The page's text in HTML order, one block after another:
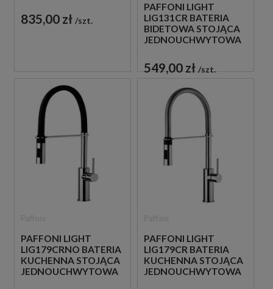
CHROM
835,00 zł szt.
PAFFONI LIGHT
LIG131CR BATERIA
BIDETOWA STOJĄCA
JEDNOUCHWYTOWA
549,00 zł szt.
PAFFONI LIGHT
LIG179CRNO BATERIA
KUCHENNA STOJĄCA
JEDNOUCHWYTOWA
PAFFONI LIGHT
LIG179CR BATERIA
KUCHENNA STOJĄCA
JEDNOUCHWYTOWA